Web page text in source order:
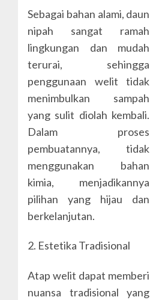
Sebagai bahan alami, daun
nipah sangat ramah
lingkungan dan mudah
terurai, sehingga
penggunaan welit tidak
menimbulkan sampah
yang sulit diolah kembali.
Dalam proses
pembuatannya, tidak
menggunakan bahan
kimia, menjadikannya
pilihan yang hijau dan
berkelanjutan.
2. Estetika Tradisional
Atap welit dapat memberi
nuansa tradisional yang